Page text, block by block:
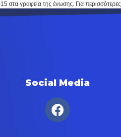
στα γραφεία της ένωσης. Για
Social Media